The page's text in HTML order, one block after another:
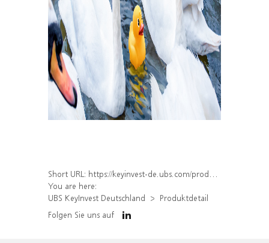
Short URL: https://keyinvest-de.ubs.com/produkt/detail/index/isin/DE000WA7Q1B9
You are here:
UBS KeyInvest Deutschland
Produktdetail
Folgen Sie uns auf